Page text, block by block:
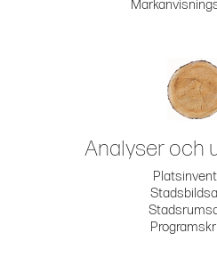
Analyser och